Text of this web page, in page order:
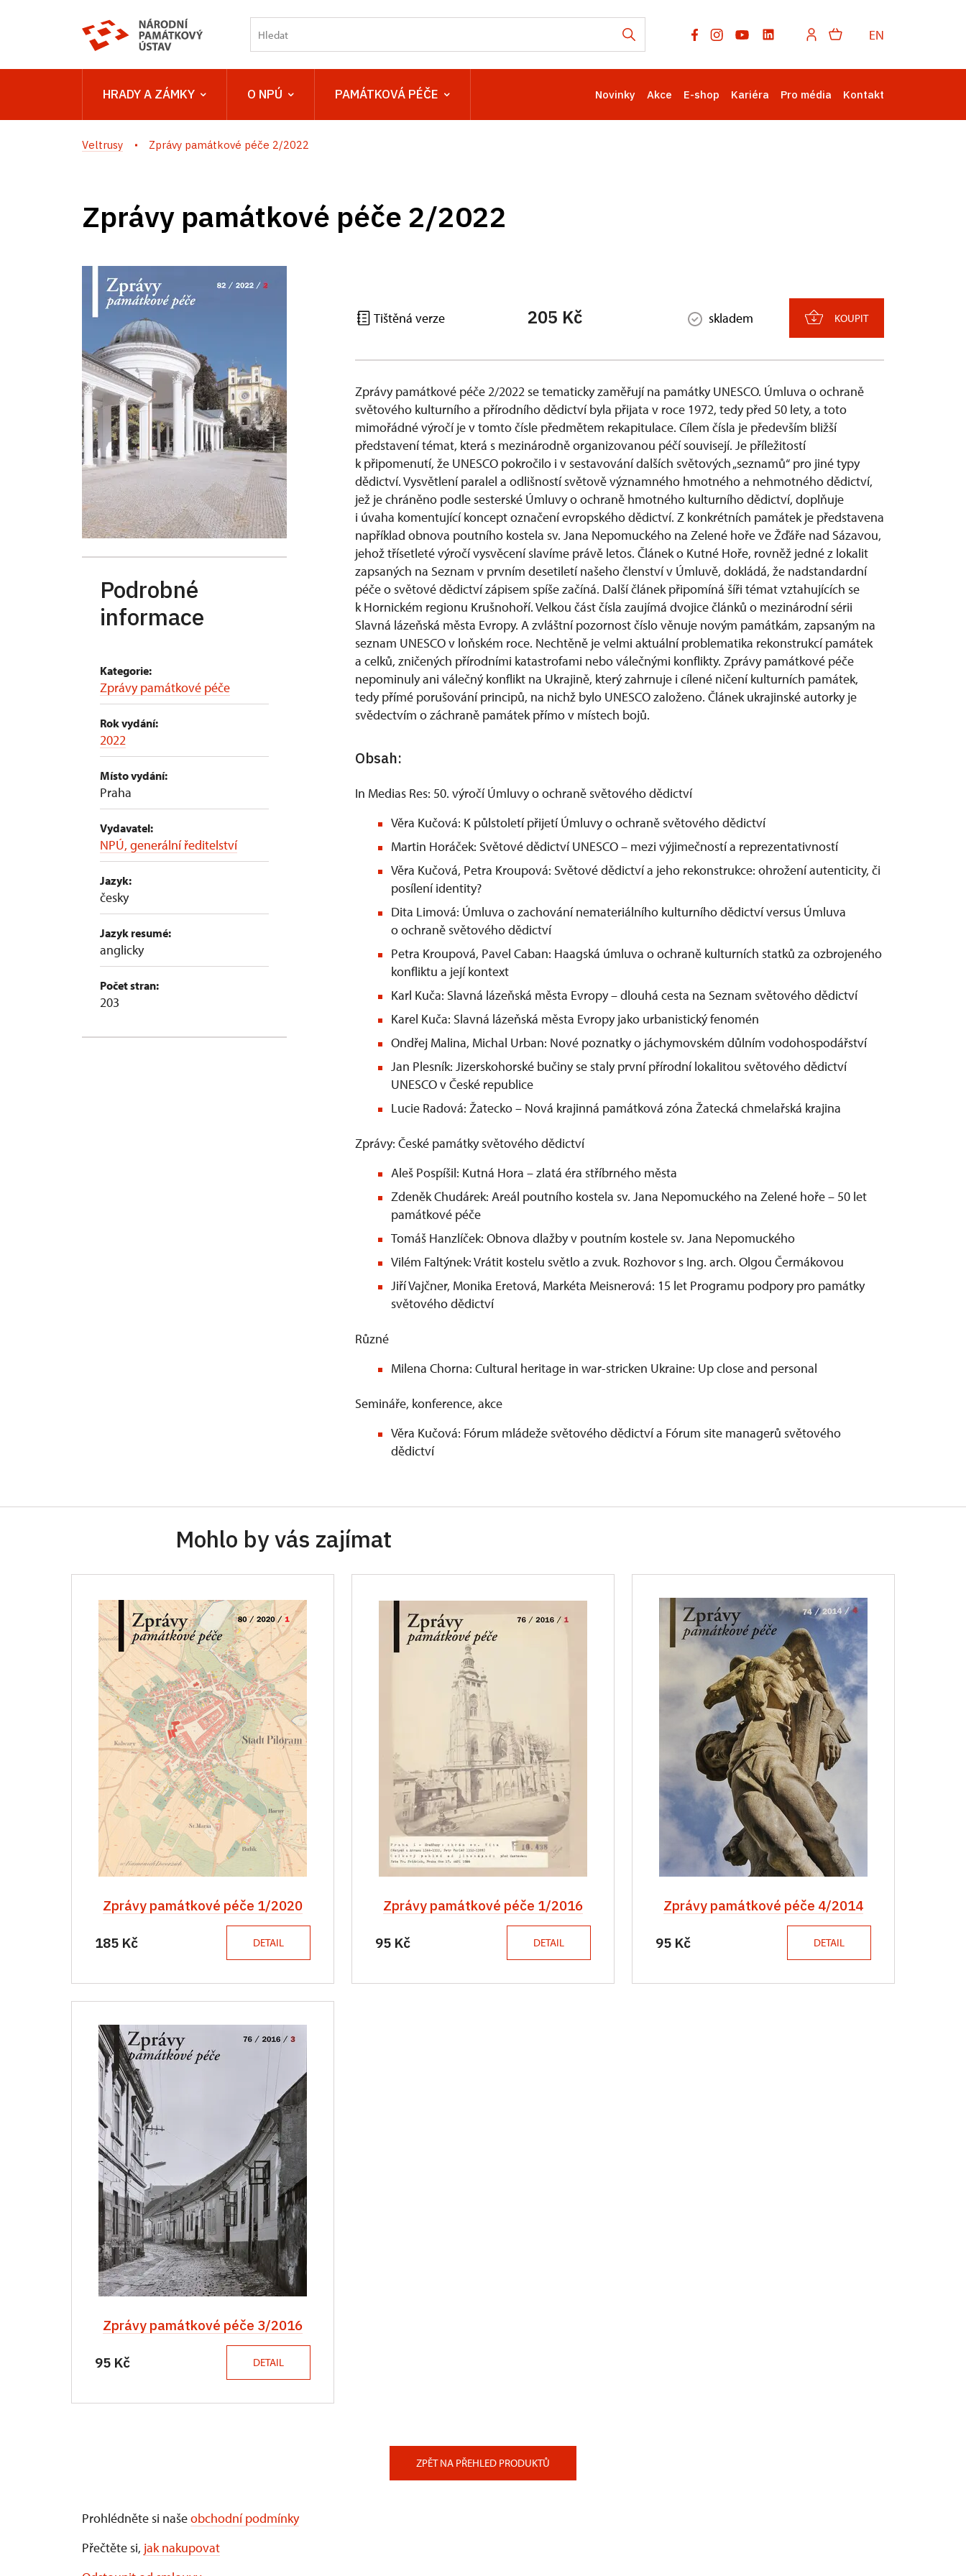
EN
HRADY A ZÁMKY O NPÚ PAMÁTKOVÁ PÉČE Novinky Akce E-shop Kariéra Pro média Kontakt
Veltrusy Zprávy památkové péče 2/2022
Zprávy památkové péče 2/2022
Podrobné
informace
Kategorie:
Zprávy památkové péče
Rok vydání:
2022
Místo vydání:
Praha
Vydavatel:
NPÚ, generální ředitelství
Jazyk:
česky
Jazyk resumé:
anglicky
Počet stran:
203
Tištěná verze 205 Kč skladem KOUPIT
Zprávy památkové péče 2/2022 se tematicky zaměřují na památky UNESCO. Úmluva o ochraně
světového kulturního a přírodního dědictví byla přijata v roce 1972, tedy před 50 lety, a toto
mimořádné výročí je v tomto čísle předmětem rekapitulace. Cílem čísla je především bližší
představení témat, která s mezinárodně organizovanou péčí souvisejí. Je příležitostí
k připomenutí, že UNESCO pokročilo i v sestavování dalších světových „seznamů“ pro jiné typy
dědictví. Vysvětlení paralel a odlišností světově významného hmotného a nehmotného dědictví,
jež je chráněno podle sesterské Úmluvy o ochraně hmotného kulturního dědictví, doplňuje
i úvaha komentující koncept označení evropského dědictví. Z konkrétních památek je představena
například obnova poutního kostela sv. Jana Nepomuckého na Zelené hoře ve Žďáře nad Sázavou,
jehož třísetleté výročí vysvěcení slavíme právě letos. Článek o Kutné Hoře, rovněž jedné z lokalit
zapsaných na Seznam v prvním desetiletí našeho členství v Úmluvě, dokládá, že nadstandardní
péče o světové dědictví zápisem spíše začíná. Další článek připomíná šíři témat vztahujících se
k Hornickém regionu Krušnohoří. Velkou část čísla zaujímá dvojice článků o mezinárodní sérii
Slavná lázeňská města Evropy. A zvláštní pozornost číslo věnuje novým památkám, zapsaným na
seznam UNESCO v loňském roce. Nechtěně je velmi aktuální problematika rekonstrukcí památek
a celků, zničených přírodními katastrofami nebo válečnými konflikty. Zprávy památkové péče
nepominuly ani válečný konflikt na Ukrajině, který zahrnuje i cílené ničení kulturních památek,
tedy přímé porušování principů, na nichž bylo UNESCO založeno. Článek ukrajinské autorky je
svědectvím o záchraně památek přímo v místech bojů.
Obsah:
In Medias Res: 50. výročí Úmluvy o ochraně světového dědictví
Věra Kučová: K půlstoletí přijetí Úmluvy o ochraně světového dědictví
Martin Horáček: Světové dědictví UNESCO – mezi výjimečností a reprezentativností
Věra Kučová, Petra Kroupová: Světové dědictví a jeho rekonstrukce: ohrožení autenticity, či
posílení identity?
Dita Limová: Úmluva o zachování nemateriálního kulturního dědictví versus Úmluva
o ochraně světového dědictví
Petra Kroupová, Pavel Caban: Haagská úmluva o ochraně kulturních statků za ozbrojeného
konfliktu a její kontext
Karl Kuča: Slavná lázeňská města Evropy – dlouhá cesta na Seznam světového dědictví
Karel Kuča: Slavná lázeňská města Evropy jako urbanistický fenomén
Ondřej Malina, Michal Urban: Nové poznatky o jáchymovském důlním vodohospodářství
Jan Plesník: Jizerskohorské bučiny se staly první přírodní lokalitou světového dědictví
UNESCO v České republice
Lucie Radová: Žatecko – Nová krajinná památková zóna Žatecká chmelařská krajina
Zprávy: České památky světového dědictví
Aleš Pospíšil: Kutná Hora – zlatá éra stříbrného města
Zdeněk Chudárek: Areál poutního kostela sv. Jana Nepomuckého na Zelené hoře – 50 let
památkové péče
Tomáš Hanzlíček: Obnova dlažby v poutním kostele sv. Jana Nepomuckého
Vilém Faltýnek: Vrátit kostelu světlo a zvuk. Rozhovor s Ing. arch. Olgou Čermákovou
Jiří Vajčner, Monika Eretová, Markéta Meisnerová: 15 let Programu podpory pro památky
světového dědictví
Různé
Milena Chorna: Cultural heritage in war-stricken Ukraine: Up close and personal
Semináře, konference, akce
Věra Kučová: Fórum mládeže světového dědictví a Fórum site managerů světového
dědictví
Mohlo by vás zajímat
Zprávy památkové péče 1/2020
185 Kč DETAIL
Zprávy památkové péče 1/2016
95 Kč DETAIL
Zprávy památkové péče 4/2014
95 Kč DETAIL
Zprávy památkové péče 3/2016
95 Kč DETAIL
ZPĚT NA PŘEHLED PRODUKTŮ
Prohlédněte si našeobchodní podmínky
Přečtěte si, jak nakupovat